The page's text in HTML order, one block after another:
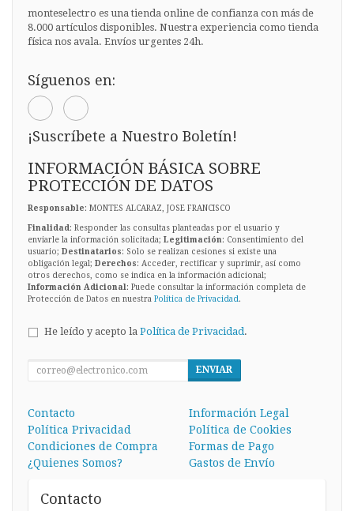
monteselectro es una tienda online de confianza con más de
8.000 artículos disponibles. Nuestra experiencia como tienda
física nos avala. Envíos urgentes 24h.
Síguenos en:
¡Suscríbete a Nuestro Boletín!
INFORMACIÓN BÁSICA SOBRE
PROTECCIÓN DE DATOS
Responsable: MONTES ALCARAZ, JOSE FRANCISCO
Finalidad : Responder las consultas planteadas por el usuario y
enviarle la información solicitada; Legitimación: Consentimiento del
usuario; Destinatarios: Solo se realizan cesiones si existe una
obligación legal; Derechos: Acceder, rectificar y suprimir, así como
otros derechos, como se indica en la información adicional;
Información Adicional : Puede consultar la información completa de
Protección de Datos en nuestra Política de Privacidad .
He leído y acepto la Política de Privacidad.
ENVIAR
Contacto
Información Legal
Política Privacidad
Política de Cookies
Condiciones de Compra
Formas de Pago
¿Quienes Somos?
Gastos de Envío
Contacto